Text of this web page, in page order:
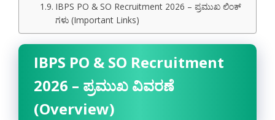
IBPS PO & SO Recruitment 2026 – ಪ್ರಮುಖ ಲಿಂಕ್
ಗಳು (Important Links)
IBPS PO & SO Recruitment
2026 – ಪ್ರಮುಖ ವಿವರಣೆ
(Overview)